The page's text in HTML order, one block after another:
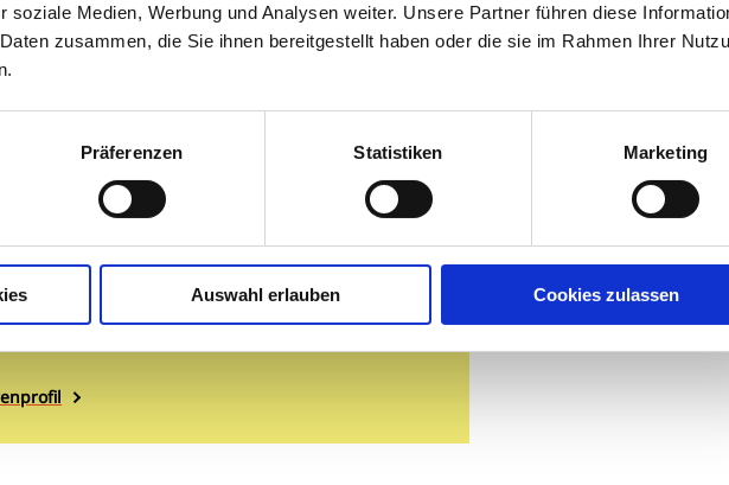
soziale Medien, Werbung und Analysen weiter. Unsere Partner führen diese
zusammen, die Sie ihnen bereitgestellt haben oder die sie im Rahmen Ihrer
Präferenzen Statistiken Marketing
Auswahl erlauben Cookies zulassen
kennt Lisa Meinl die Branche und
Know-how beim DOZ-Verlag ein: ob bei der
Fachautoren und Fachthemen, neuen Ideen für